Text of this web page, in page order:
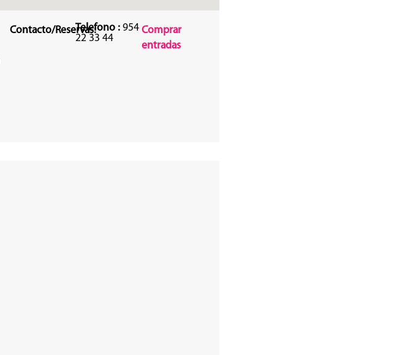
Contacto/Reservas:Telefono : 954
22 33 44
Comprar
entradas